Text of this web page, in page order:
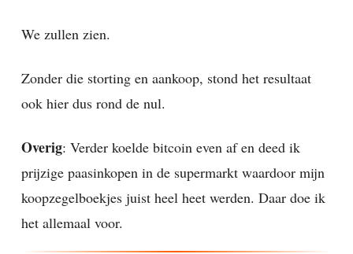
We zullen zien.
Zonder die storting en aankoop, stond het resultaat
ook hier dus rond de nul.
Overig: Verder koelde bitcoin even af en deed ik
prijzige paasinkopen in de supermarkt waardoor mijn
koopzegelboekjes juist heel heet werden. Daar doe ik
het allemaal voor.